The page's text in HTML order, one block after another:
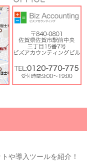
や導入ツールを紹介！